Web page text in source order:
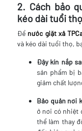
2. Cách bảo
kéo dài tuổi
Để nước giặt xả
và kéo dài tuổi thọ,
Đậy kín nắp
sản phẩm bị
giảm chất
Bảo quản nơi
ở nơi có nhiệt
thể làm thay